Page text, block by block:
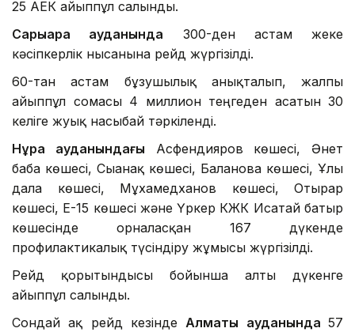
25 АЕК айыппұл салынды.
Сарыарқа ауданында 300-ден астам жеке
кәсіпкерлік нысанына рейд жүргізілді.
60-тан астам бұзушылық анықталып, жалпы
айыппұл сомасы 4 миллион теңгеден асатын 30
келіге жуық насыбай тәркіленді.
Нұра ауданындағы Асфендияров көшесі, Әнет
баба көшесі, Сығанақ көшесі, Бағланова көшесі, Ұлы
дала көшесі, Мұхамедханов көшесі, Отырар
көшесі, Е-15 көшесі және Үркер КЖК Исатай батыр
көшесінде орналасқан 167 дүкенде
профилактикалық түсіндіру жұмысы жүргізілді.
Рейд қорытындысы бойынша алты дүкенге
айыппұл салынды.
Сондай ақ рейд кезіндеАлматы ауданында57